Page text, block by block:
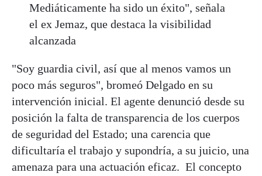
Mediáticamente ha sido un éxito", señala
el ex Jemaz, que destaca la visibilidad
alcanzada
"Soy guardia civil, así que al menos vamos un
poco más seguros", bromeó Delgado en su
intervención inicial. El agente denunció desde su
posición la falta de transparencia de los cuerpos
de seguridad del Estado; una carencia que
dificultaría el trabajo y supondría, a su juicio, una
amenaza para una actuación eficaz. El concepto